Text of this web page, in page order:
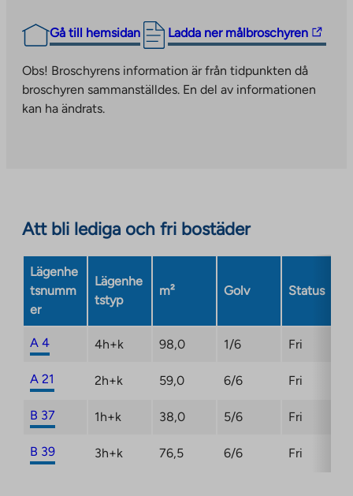
Gå till hemsidan Ladda ner målbroschyren
The
takes
you
in
new
Obs! Broschyrens information är från tidpunkten då
broschyren sammanställdes. En del av informationen
kan ha ändrats.
Att bli lediga och fri bostäder
Lägenhe
tsnumm
er
Lägenhe
tstyp
m² Golv Status
A 4 4h+k 98,0 1/6 Fri
A 21 2h+k 59,0 6/6 Fri
B 37 1h+k 38,0 5/6 Fri
B 39 3h+k 76,5 6/6 Fri